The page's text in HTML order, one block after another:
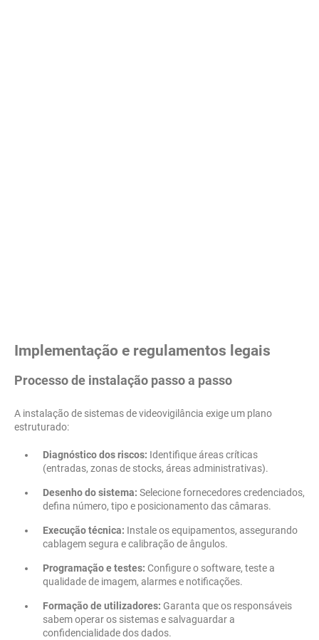
Implementação e regulamentos legais
Processo de instalação passo a passo
A instalação de sistemas de videovigilância exige um plano
estruturado:
Diagnóstico dos riscos: Identifique áreas críticas
(entradas, zonas de stocks, áreas administrativas).
Desenho do sistema: Selecione fornecedores credenciados,
defina número, tipo e posicionamento das câmaras.
Execução técnica: Instale os equipamentos, assegurando
cablagem segura e calibração de ângulos.
Programação e testes: Configure o software, teste a
qualidade de imagem, alarmes e notificações.
Formação de utilizadores: Garanta que os responsáveis
sabem operar os sistemas e salvaguardar a
confidencialidade dos dados.